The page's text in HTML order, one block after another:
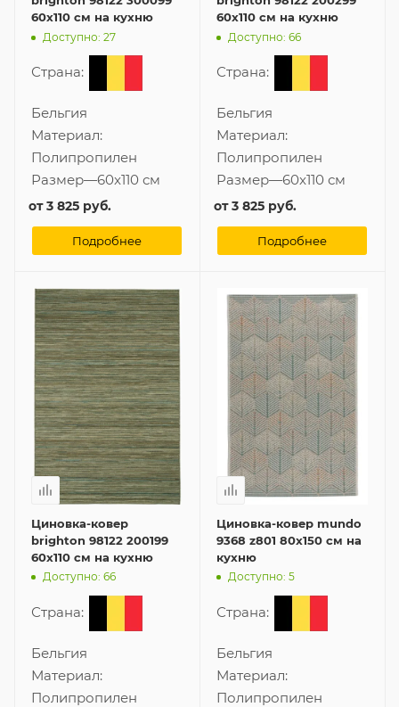
60x110 см на кухню
Доступно: 27
Страна:
Бельгия
Материал:
Полипропилен
Размер—60x110 см
от3 825 руб.
Подробнее
60x110 см на кухню
Доступно: 66
Страна:
Бельгия
Материал:
Полипропилен
Размер—60x110 см
от3 825 руб.
Подробнее
Циновка-ковер
brighton 98122 200199
60x110 см на кухню
Доступно: 66
Страна:
Бельгия
Материал:
Полипропилен
Циновка-ковер mundo
9368 z801 80x150 см на
кухню
Доступно: 5
Страна:
Бельгия
Материал:
Полипропилен